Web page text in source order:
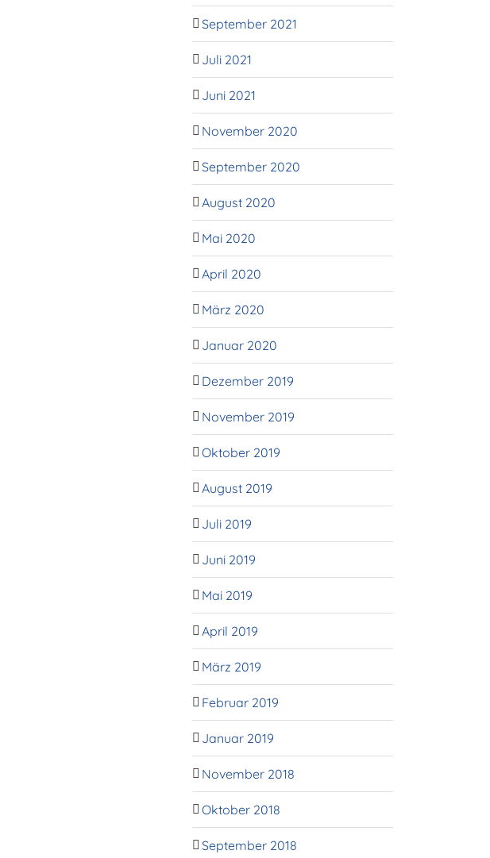
September 2021
Juli 2021
Juni 2021
November 2020
September 2020
August 2020
Mai 2020
April 2020
März 2020
Januar 2020
Dezember 2019
November 2019
Oktober 2019
August 2019
Juli 2019
Juni 2019
Mai 2019
April 2019
März 2019
Februar 2019
Januar 2019
November 2018
Oktober 2018
September 2018